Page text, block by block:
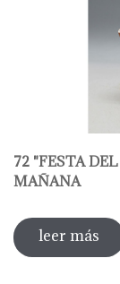
72 "FESTA
MAÑANA
leer más